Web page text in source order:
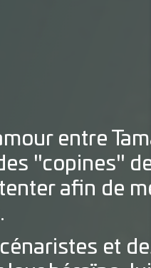
entre
"copines"
afin de
et